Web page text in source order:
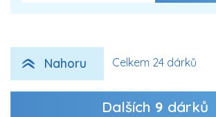
Nahoru Celkem 24 dárků
Dalších 9 dárků